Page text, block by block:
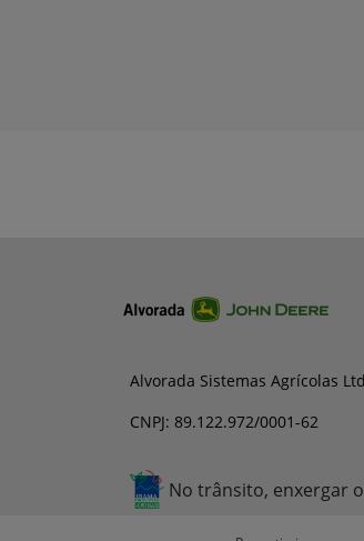
Alvorada Sistemas Agrícolas
CNPJ: 89.122.972/0001-62
No trânsito, enxergar